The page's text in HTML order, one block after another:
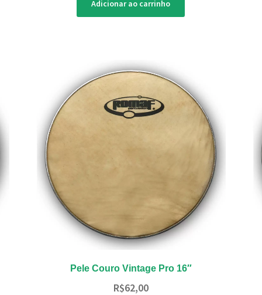
Adicionar ao carrinho
Pele Couro Vintage Pro 16″
R$62,00